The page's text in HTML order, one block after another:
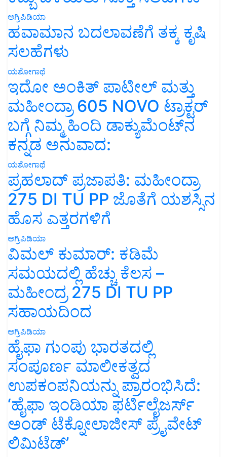
ಅಗ್ರಿಪಿಡಿಯಾ
ಹವಾಮಾನ ಬದಲಾವಣೆಗೆ ತಕ್ಕ ಕೃಷಿ
ಸಲಹೆಗಳು
ಯಶೋಗಾಥೆ
ಇದೋ ಅಂಕಿತ್ ಪಾಟೀಲ್ ಮತ್ತು
ಮಹೀಂದ್ರಾ 605 NOVO ಟ್ರಾಕ್ಟರ್
ಬಗ್ಗೆ ನಿಮ್ಮ ಹಿಂದಿ ಡಾಕ್ಯುಮೆಂಟ್‌ನ
ಕನ್ನಡ ಅನುವಾದ:
ಯಶೋಗಾಥೆ
ಪ್ರಹಲಾದ್ ಪ್ರಜಾಪತಿ: ಮಹೀಂದ್ರಾ
275 DI TU PP ಜೊತೆಗೆ ಯಶಸ್ಸಿನ
ಹೊಸ ಎತ್ತರಗಳಿಗೆ
ಅಗ್ರಿಪಿಡಿಯಾ
ವಿಮಲ್ ಕುಮಾರ್: ಕಡಿಮೆ
ಸಮಯದಲ್ಲಿ ಹೆಚ್ಚು ಕೆಲಸ –
ಮಹೀಂದ್ರ 275 DI TU PP
ಸಹಾಯದಿಂದ
ಅಗ್ರಿಪಿಡಿಯಾ
ಹೈಫಾ ಗುಂಪು ಭಾರತದಲ್ಲಿ
ಸಂಪೂರ್ಣ ಮಾಲೀಕತ್ವದ
ಉಪಕಂಪನಿಯನ್ನು ಪ್ರಾರಂಭಿಸಿದೆ:
‘ಹೈಫಾ ಇಂಡಿಯಾ ಫರ್ಟಿಲೈಜರ್ಸ್
ಅಂಡ್ ಟೆಕ್ನೋಲಾಜೀಸ್ ಪ್ರೈವೇಟ್
ಲಿಮಿಟೆಡ್’